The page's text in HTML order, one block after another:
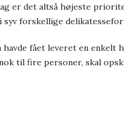
er det altså højeste
syv forskellige
fået leveret en enkelt
til fire personer, skal